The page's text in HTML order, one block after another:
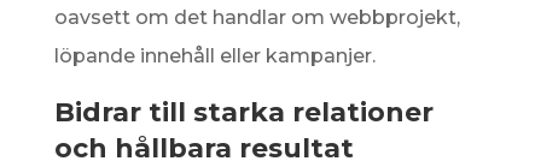
oavsett om det handlar om webbprojekt,
löpande innehåll eller kampanjer.
Bidrar till starka relationer
och hållbara resultat